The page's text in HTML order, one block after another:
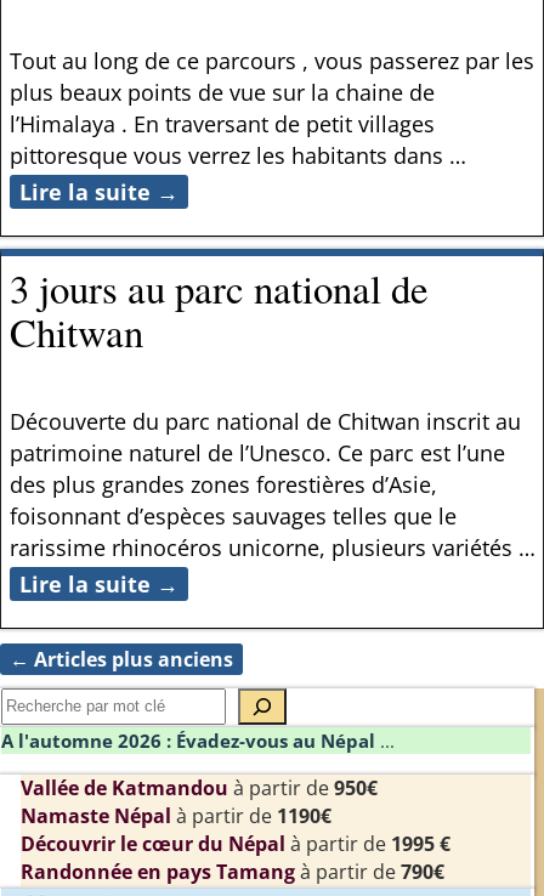
Tout au long de ce parcours , vous passerez par les
plus beaux points de vue sur la chaine de
l’Himalaya . En traversant de petit villages
pittoresque vous verrez les habitants dans …
Lire la suite →
3 jours au parc national de
Chitwan
Découverte du parc national de Chitwan inscrit au
patrimoine naturel de l’Unesco. Ce parc est l’une
des plus grandes zones forestières d’Asie,
foisonnant d’espèces sauvages telles que le
rarissime rhinocéros unicorne, plusieurs variétés …
Lire la suite →
Navigation des articles
← Articles plus anciens
A l'automne 2026 : Évadez-vous au Népal ...
Vallée de Katmandou à partir de950€
Namaste Népal à partir de 1190€
Découvrir le cœur du Népal à partir de 1995 €
Randonnée en pays Tamangà partir de790€